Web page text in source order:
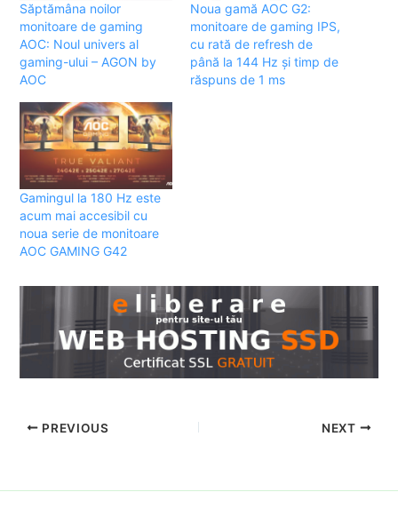
Săptămâna noilor
monitoare de gaming
AOC: Noul univers al
gaming-ului – AGON by
AOC
Noua gamă AOC G2:
monitoare de gaming IPS,
cu rată de refresh de
până la 144 Hz și timp de
răspuns de 1 ms
Gamingul la 180 Hz este
acum mai accesibil cu
noua serie de monitoare
AOC GAMING G42
PREVIOUS NEXT